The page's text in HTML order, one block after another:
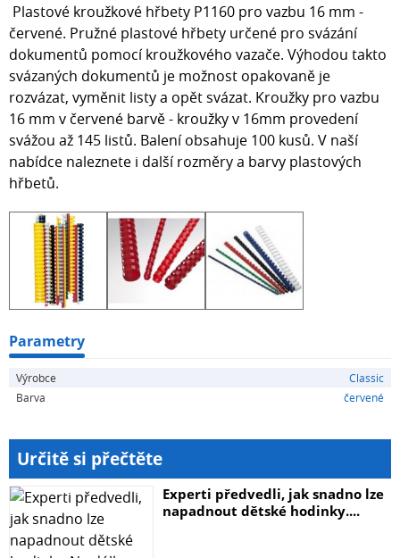
Plastové kroužkové hřbety P1160 pro vazbu 16 mm -
červené. Pružné plastové hřbety určené pro svázání
dokumentů pomocí kroužkového vazače. Výhodou takto
svázaných dokumentů je možnost opakovaně je
rozvázat, vyměnit listy a opět svázat. Kroužky pro vazbu
16 mm v červené barvě - kroužky v 16mm provedení
svážou až 145 listů. Balení obsahuje 100 kusů. V naší
nabídce naleznete i další rozměry a barvy plastových
hřbetů.
Parametry
Výrobce
Classic
Barva
červené
Určitě si přečtěte
Experti předvedli, jak snadno lze
napadnout dětské hodinky....